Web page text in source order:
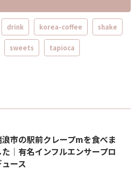
drink korea-coffee shake
sweets tapioca
市の駅前クレープmを食べま
た｜有名インフルエンサープロ
ース